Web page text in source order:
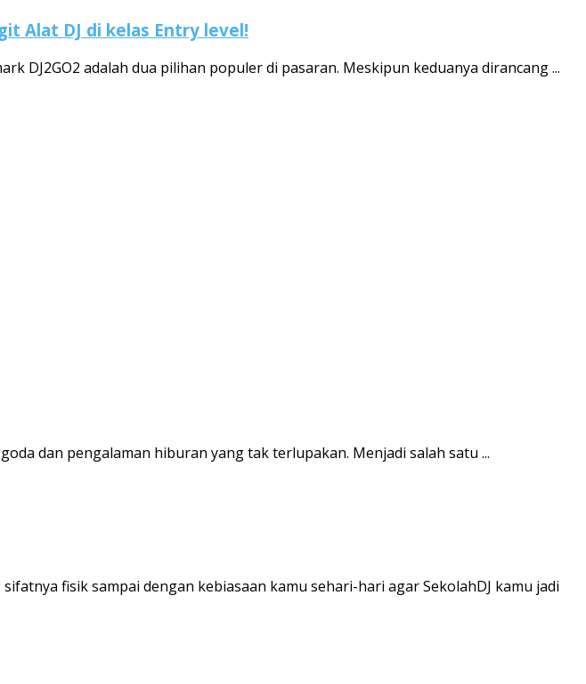
Alat DJ di kelas Entry level!
DJ2GO2 adalah dua pilihan populer di pasaran. Meskipun keduanya dirancang ...
dan pengalaman hiburan yang tak terlupakan. Menjadi salah satu ...
fisik sampai dengan kebiasaan kamu sehari-hari agar SekolahDJ kamu jadi